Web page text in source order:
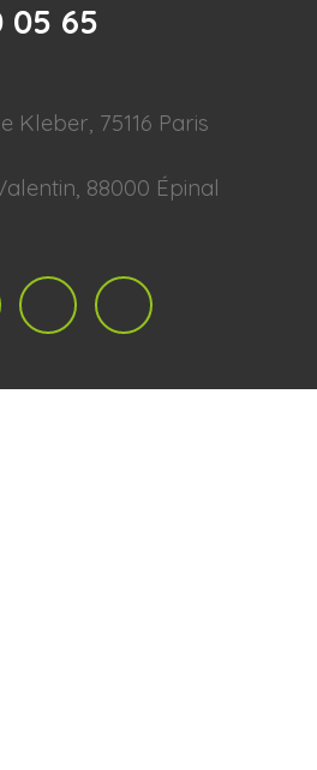
05 65
Kleber, 75116 Paris
88000 Épinal